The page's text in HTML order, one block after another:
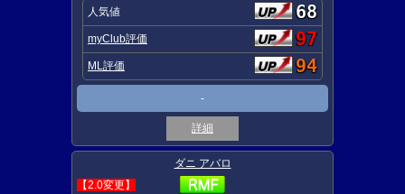
人気値 68
myClub評価 97
ML評価 94
-
詳細
ダニ アバロ
【2.0変更】